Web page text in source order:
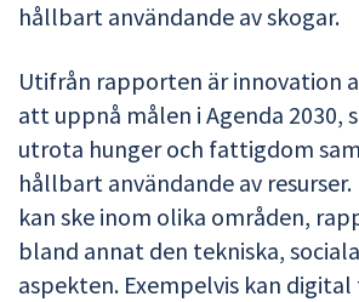
hållbart användande av skogar.
Utifrån rapporten är innovation
att uppnå målen i Agenda 2030,
utrota hunger och fattigdom
hållbart användande av
kan ske inom olika områden,
bland annat den tekniska,
aspekten. Exempelvis kan